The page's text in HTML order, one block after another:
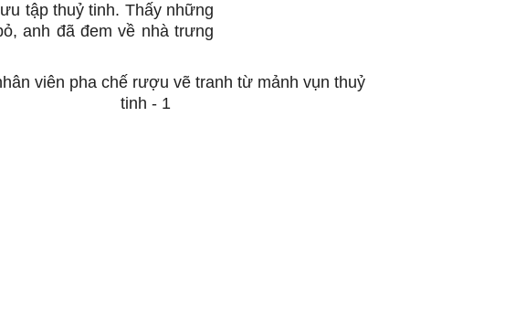
tập thuỷ tinh. Thấy những
anh đã đem về nhà trưng